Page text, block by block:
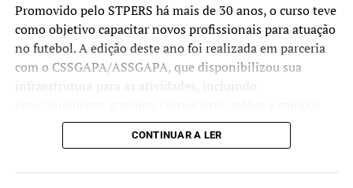
Promovido pelo STPERS há mais de 30 anos, o curso teve
como objetivo capacitar novos profissionais para atuação
no futebol. A edição deste ano foi realizada em parceria
com o CSSGAPA/ASSGAPA, que disponibilizou sua
infraestrutura para as atividades, incluindo
utilizados nas aulas teóricas e práticas.
certificação de treinadores profissionais de futebol. Entre
CONTINUAR A LER